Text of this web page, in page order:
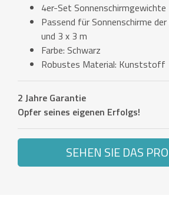
4er-Set Sonnenschirmgewichte
Passend für Sonnenschirme
und 3 x 3 m
Farbe: Schwarz
Robustes Material: Kunststoff
2 Jahre Garantie
Opfer seines eigenen Erfolgs!
SEHEN SIE DAS